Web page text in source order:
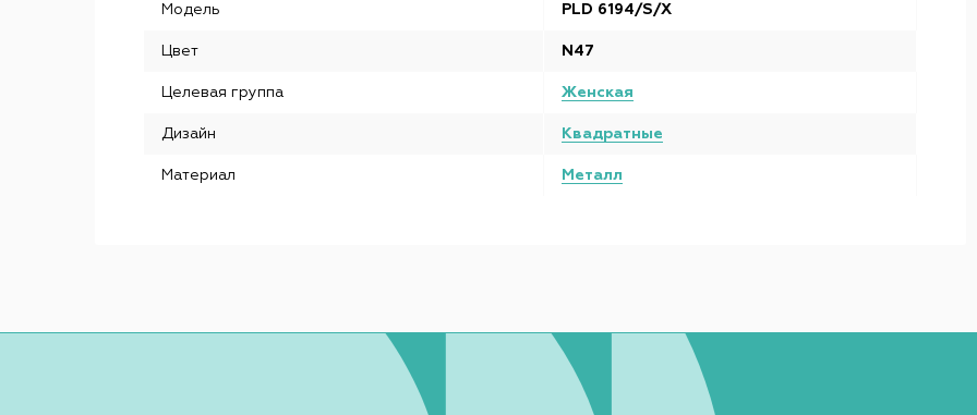
Модель PLD 6194/S/X
Цвет N47
Целевая группа Женская
Дизайн Квадратные
Материал Металл